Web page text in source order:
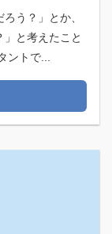
う？」とか、
」と考えたこと
ントで...